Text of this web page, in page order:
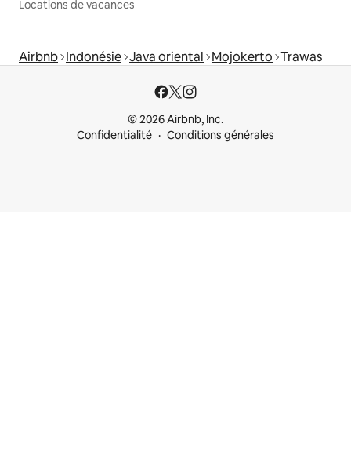
Locations de vacances
Airbnb Indonésie Java oriental Mojokerto Trawas
© 2026 Airbnb, Inc.
Confidentialité
Conditions générales